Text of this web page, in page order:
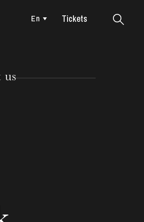
En Tickets
us